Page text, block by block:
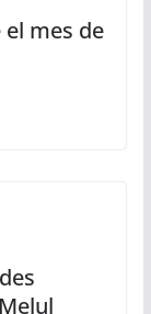
mes de